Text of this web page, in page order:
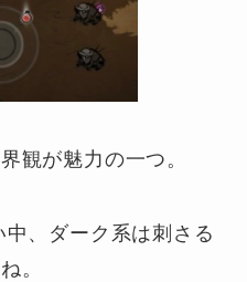
観が魅力の一つ。
、ダーク系は刺さる
。